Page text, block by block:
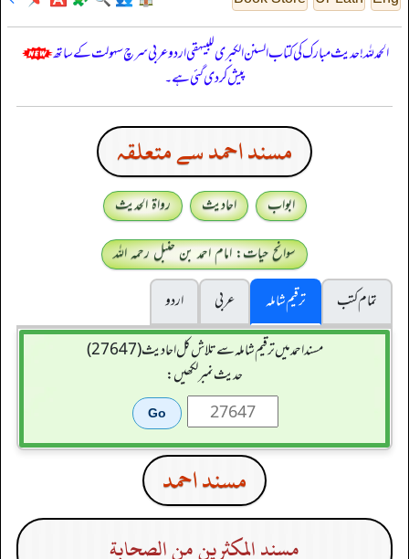
الحمدللہ! حدیث مبارک کی کتاب السنن الكبرى للبيهقي اردو عربی سرچ سہولت کے ساتھ
پیش کر دی گئی ہے۔
مسند احمد سے متعلقہ
ابواب احادیث
رواۃ الحدیث
سوانح حیات: امام احمد بن حنبل رحمہ اللہ
تمام کتب
ترقیم شاملہ عربی
اردو
مسند احمد میں ترقیم شاملہ سے تلاش کل احادیث (27647)
حدیث نمبر لکھیں:
مسند احمد
مسند المكثرين من الصحابة